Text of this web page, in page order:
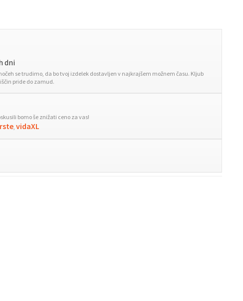
dni
se trudimo, da bo tvoj izdelek dostavljen v najkrajšem možnem času. Kljub
pride do zamud.
bomo še znižati ceno za vas!
, vidaXL